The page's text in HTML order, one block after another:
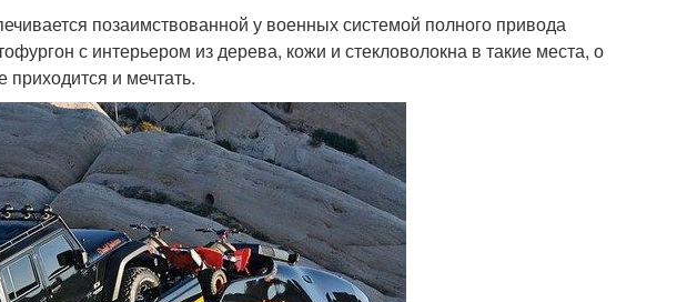
позаимствованной у военных системой полного привода
с интерьером из дерева, кожи и стекловолокна в такие места, о
и мечтать.